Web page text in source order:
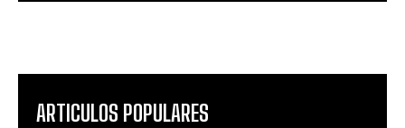
ARTICULOS POPULARES